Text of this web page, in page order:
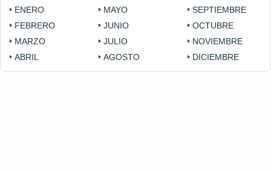
ENERO
FEBRERO
MARZO
ABRIL
MAYO
JUNIO
JULIO
AGOSTO
SEPTIEMBRE
OCTUBRE
NOVIEMBRE
DICIEMBRE